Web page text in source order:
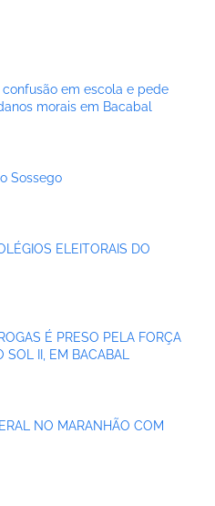
em escola e pede
morais em Bacabal
Sossego
ELEITORAIS DO
É PRESO PELA FORÇA
II, EM BACABAL
NO MARANHÃO COM